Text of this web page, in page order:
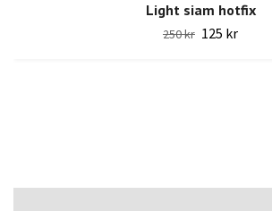
Light siam hotfix
250 kr 125 kr